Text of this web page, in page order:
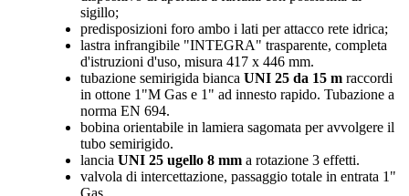
sigillo;
predisposizioni foro ambo i lati per attacco rete idrica;
lastra infrangibile "INTEGRA" trasparente, completa
d'istruzioni d'uso, misura 417 x 446 mm.
tubazione semirigida bianca UNI 25 da 15 m raccordi
in ottone 1"M Gas e 1" ad innesto rapido. Tubazione a
norma EN 694.
bobina orientabile in lamiera sagomata per avvolgere il
tubo semirigido.
lancia UNI 25 ugello 8 mm a rotazione 3 effetti.
valvola di intercettazione, passaggio totale in entrata 1"
Gas.